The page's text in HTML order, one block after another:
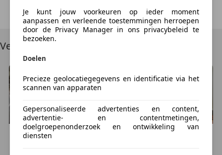
Try Again
Vergelijkbare voertuigen
HondaCBR 600
Je kunt jouw voorkeuren op ieder moment
aanpassen en verleende toestemmingen herroepen
door de Privacy Manager in ons privacybeleid te
bezoeken.
Doelen
Precieze geolocatiegegevens en identificatie via het
scannen van apparaten
Gepersonaliseerde advertenties en content,
advertentie- en contentmetingen,
doelgroepenonderzoek en ontwikkeling van
diensten